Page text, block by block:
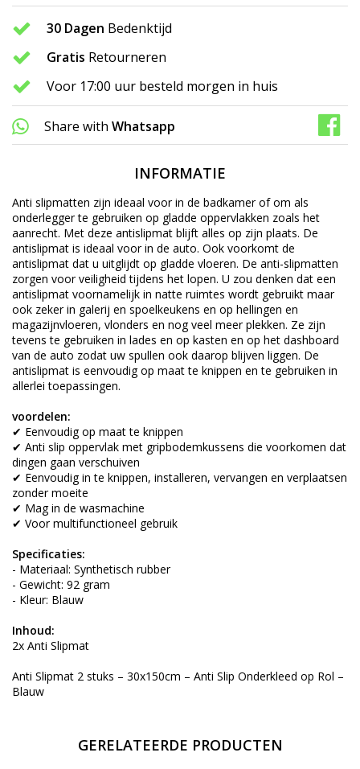
30 Dagen Bedenktijd
Gratis Retourneren
Voor 17:00 uur besteld morgen in huis
Share with Whatsapp
INFORMATIE
Anti slipmatten zijn ideaal voor in de badkamer of om als
onderlegger te gebruiken op gladde oppervlakken zoals het
aanrecht. Met deze antislipmat blijft alles op zijn plaats. De
antislipmat is ideaal voor in de auto. Ook voorkomt de
antislipmat dat u uitglijdt op gladde vloeren. De anti-slipmatten
zorgen voor veiligheid tijdens het lopen. U zou denken dat een
antislipmat voornamelijk in natte ruimtes wordt gebruikt maar
ook zeker in galerij en spoelkeukens en op hellingen en
magazijnvloeren, vlonders en nog veel meer plekken. Ze zijn
tevens te gebruiken in lades en op kasten en op het dashboard
van de auto zodat uw spullen ook daarop blijven liggen. De
antislipmat is eenvoudig op maat te knippen en te gebruiken in
allerlei toepassingen.
voordelen:
✔ Eenvoudig op maat te knippen
✔ Anti slip oppervlak met gripbodemkussens die voorkomen dat
dingen gaan verschuiven
✔ Eenvoudig in te knippen, installeren, vervangen en verplaatsen
zonder moeite
✔ Mag in de wasmachine
✔ Voor multifunctioneel gebruik
Specificaties:
- Materiaal: Synthetisch rubber
- Gewicht: 92 gram
- Kleur: Blauw
Inhoud:
2x Anti Slipmat
Anti Slipmat 2 stuks – 30x150cm – Anti Slip Onderkleed op Rol –
Blauw
GERELATEERDE PRODUCTEN